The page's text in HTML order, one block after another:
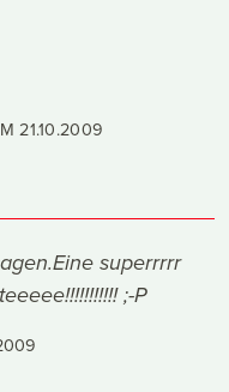
21.10.2009
superrrrr
;-P